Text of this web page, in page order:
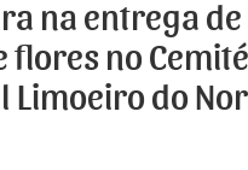
na entrega de
flores no
Limoeiro do